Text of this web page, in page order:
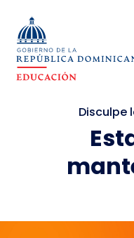
Disculpe